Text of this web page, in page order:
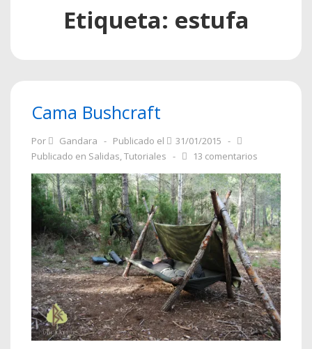
Etiqueta: estufa
Cama Bushcraft
Por Gandara Publicado el
31/01/2015
Publicado en Salidas,Tutoriales 13 comentarios